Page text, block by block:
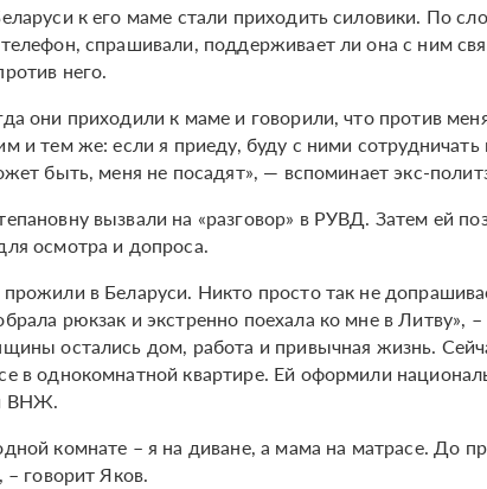
к его маме стали приходить силовики. По
спрашивали, поддерживает ли она с ним
него.
они приходили к маме и говорили, что против
и тем же: если я приеду, буду с ними
быть, меня не посадят», — вспоминает экс-
вызвали на «разговор» в РУВД. Затем ей
осмотра и допроса.
в Беларуси. Никто просто так не
рюкзак и экстренно поехала ко мне в Литву»,
остались дом, работа и привычная жизнь.
в однокомнатной квартире. Ей оформили
ВНЖ.
комнате – я на диване, а мама на матрасе. До
– говорит Яков.